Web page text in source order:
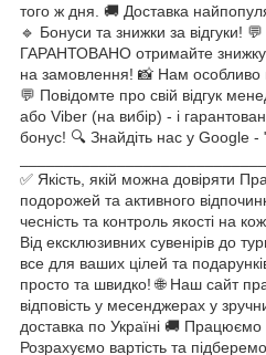
того ж дня. 🚚 Доставка
🔹 Бонуси та знижки за відгуки! 💬
ГАРАНТОВАНО отримайте знижку
на замовлення! 📸 Нам особливо
💬 Повідомте про свій відгук
або Viber (на вибір) - і
бонус! 🔍 Знайдіть нас у Google -
✅ Якість, якій можна довіряти
подорожей та активного
чесність та контроль якості на
Від ексклюзивних сувенірів до
все для ваших цілей та
просто та швидко! 🌐 Наш сайт
відповість у месенджерах у
доставка по Україні 🚚 Працюємо
Розрахуємо вартість та